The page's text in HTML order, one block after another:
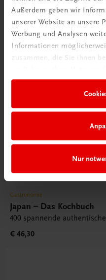
Außerdem geben wir
unserer Website an unsere
Werbung und Analysen
Informationen
zusammen, die Sie ihnen
Nur
Gastronomie
Japan – Das Kochbuch
400 spannende
€ 46,30